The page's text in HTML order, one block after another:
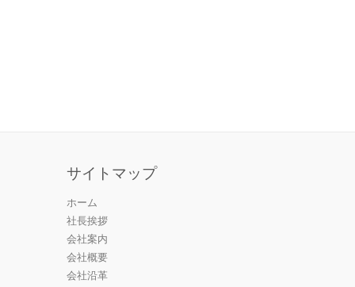
サイトマップ
ホーム
社長挨拶
会社案内
会社概要
会社沿革